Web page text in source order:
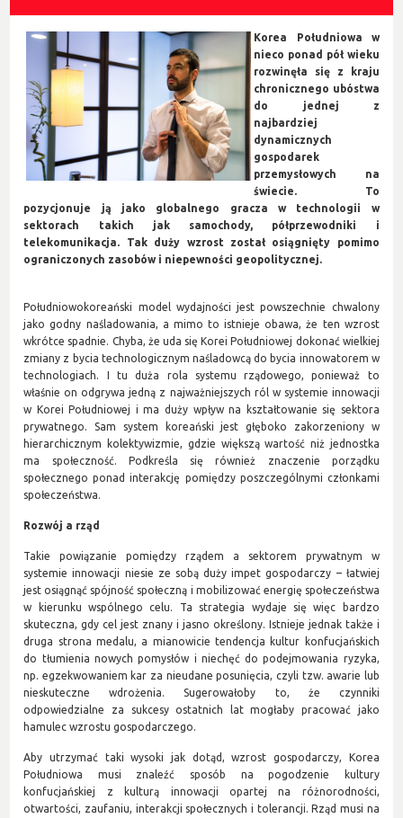
Korea Południowa w
nieco ponad pół wieku
rozwinęła się z kraju
chronicznego ubóstwa
do jednej z
najbardziej
dynamicznych
gospodarek
przemysłowych na
świecie. To
pozycjonuje ją jako globalnego gracza w technologii w
sektorach takich jak samochody, półprzewodniki i
telekomunikacja. Tak duży wzrost został osiągnięty pomimo
ograniczonych zasobów i niepewności geopolitycznej.
Południowokoreański model wydajności jest powszechnie chwalony
jako godny naśladowania, a mimo to istnieje obawa, że ten wzrost
wkrótce spadnie. Chyba, że uda się Korei Południowej dokonać wielkiej
zmiany z bycia technologicznym naśladowcą do bycia innowatorem w
technologiach. I tu duża rola systemu rządowego, ponieważ to
właśnie on odgrywa jedną z najważniejszych ról w systemie innowacji
w Korei Południowej i ma duży wpływ na kształtowanie się sektora
prywatnego. Sam system koreański jest głęboko zakorzeniony w
hierarchicznym kolektywizmie, gdzie większą wartość niż jednostka
ma społeczność. Podkreśla się również znaczenie porządku
społecznego ponad interakcję pomiędzy poszczególnymi członkami
społeczeństwa.
Rozwój a rząd
Takie powiązanie pomiędzy rządem a sektorem prywatnym w
systemie innowacji niesie ze sobą duży impet gospodarczy – łatwiej
jest osiągnąć spójność społeczną i mobilizować energię społeczeństwa
w kierunku wspólnego celu. Ta strategia wydaje się więc bardzo
skuteczna, gdy cel jest znany i jasno określony. Istnieje jednak także i
druga strona medalu, a mianowicie tendencja kultur konfucjańskich
do tłumienia nowych pomysłów i niechęć do podejmowania ryzyka,
np. egzekwowaniem kar za nieudane posunięcia, czyli tzw. awarie lub
nieskuteczne wdrożenia. Sugerowałoby to, że czynniki
odpowiedzialne za sukcesy ostatnich lat mogłaby pracować jako
hamulec wzrostu gospodarczego.
Aby utrzymać taki wysoki jak dotąd, wzrost gospodarczy, Korea
Południowa musi znaleźć sposób na pogodzenie kultury
konfucjańskiej z kulturą innowacji opartej na różnorodności,
otwartości, zaufaniu, interakcji społecznych i tolerancji. Rząd musi na